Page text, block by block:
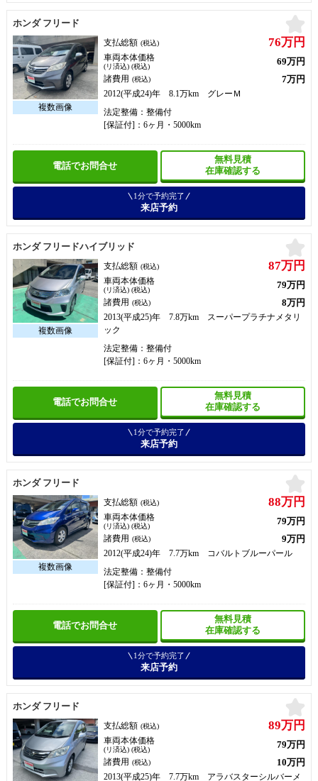
ホンダ フリード
支払総額 (税込) 76万円
車両本体価格
(リ済込) (税込) 69万円
諸費用 (税込) 7万円
2012(平成24)年 8.1万km グレーＭ
法定整備：整備付
[保証付]：6ヶ月・5000km
電話でお問合せ
無料見積
在庫確認する
1分で予約完了
来店予約
ホンダ フリードハイブリッド
支払総額 (税込) 87万円
車両本体価格
(リ済込) (税込) 79万円
諸費用 (税込) 8万円
2013(平成25)年 7.8万km スーパープラチナメタリ
ック
法定整備：整備付
[保証付]：6ヶ月・5000km
電話でお問合せ
無料見積
在庫確認する
1分で予約完了
来店予約
ホンダ フリード
支払総額 (税込) 88万円
車両本体価格
(リ済込) (税込) 79万円
諸費用 (税込) 9万円
2012(平成24)年 7.7万km コバルトブルーパール
法定整備：整備付
[保証付]：6ヶ月・5000km
電話でお問合せ
無料見積
在庫確認する
1分で予約完了
来店予約
ホンダ フリード
支払総額 (税込) 89万円
車両本体価格
(リ済込) (税込) 79万円
諸費用 (税込) 10万円
2013(平成25)年 7.7万km アラバスターシルバーメ